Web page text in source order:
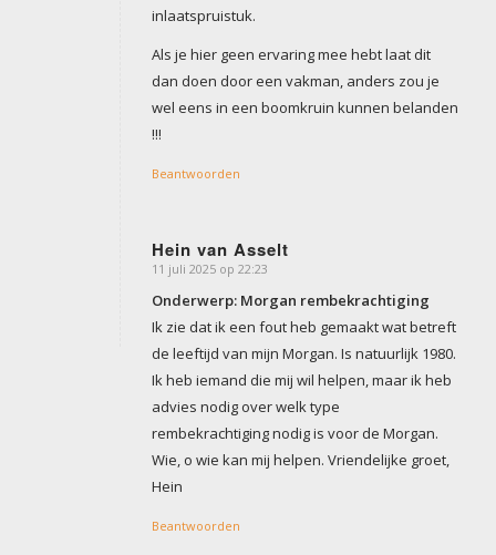
inlaatspruistuk.
Als je hier geen ervaring mee hebt laat dit
dan doen door een vakman, anders zou je
wel eens in een boomkruin kunnen belanden
!!!
Beantwoorden
Hein van Asselt
zegt:
11 juli 2025 op 22:23
Onderwerp: Morgan rembekrachtiging
Ik zie dat ik een fout heb gemaakt wat betreft
de leeftijd van mijn Morgan. Is natuurlijk 1980.
Ik heb iemand die mij wil helpen, maar ik heb
advies nodig over welk type
rembekrachtiging nodig is voor de Morgan.
Wie, o wie kan mij helpen. Vriendelijke groet,
Hein
Beantwoorden